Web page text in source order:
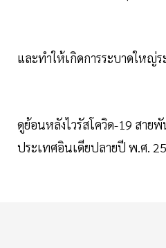
และทำให้เกิดการระบาดใหญ่
ดูย้อนหลังไวรัสโควิด-19 สาย
ประเทศอินเดียปลายปี พ.ศ.